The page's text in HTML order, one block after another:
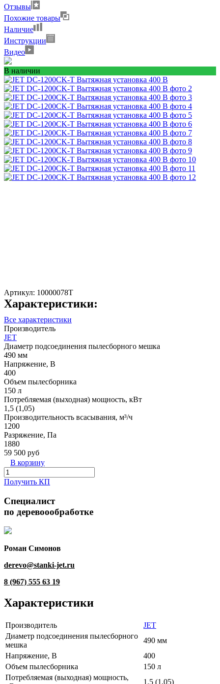
Отзывы
Похожие товары
Наличие
Инструкции
Видео
В наличии
Артикул: 10000078T
Характеристики:
Все характеристики
Производитель
JET
Диаметр подсоединения пылесборного мешка
490 мм
Напряжение, В
400
Объем пылесборника
150 л
Потребляемая (выходная) мощность, кВт
1,5 (1,05)
Производительность всасывания, м³/ч
1200
Разряжение, Па
1880
59 500 руб
В корзину
Получить КП
Специалист
по деревоообработке
Роман Симонов
derevo@stanki-jet.ru
8 (967) 555 63 19
Характеристики
Производитель
JET
Диаметр подсоединения пылесборного
мешка
490 мм
Напряжение, В
400
Объем пылесборника
150 л
Потребляемая (выходная) мощность,
1,5 (1,05)